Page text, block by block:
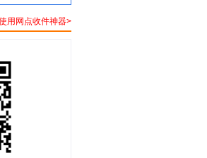
用网点收件神器>